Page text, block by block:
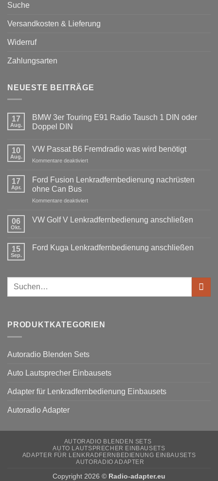
Suche
Versandkosten & Lieferung
Widerruf
Zahlungsarten
NEUESTE BEITRÄGE
17
Aug.
BMW 3er Touring E91 Radio Tausch 1 DIN oder
Doppel DIN
zu
3er
Radio
Tausch
1
DIN
DIN
10
Aug.
VW Passat B6 Fremdradio was wird benötigt
Kommentare deaktiviertfür
Passat
was
benötigt
17
Apr.
Ford Fusion Lenkradfernbedienung nachrüsten
ohne Can Bus
Kommentare deaktiviertfür
Fusion
Can
06
Okt.
VW Golf V Lenkradfernbedienung anschließen
VW
15
Sep.
Ford Kuga Lenkradfernbedienung anschließen
Ford
Lenkradfernbedienung
anschließen
Suchen
PRODUKTKATEGORIEN
Autoradio Blenden Sets
Auto Lautsprecher Einbausets
Adapter für Lenkradfernbedienung Einbausets
Autoradio Adapter
AUTORADIO BLENDEN SETS
AUTO LAUTSPRECHER EINBAUSETS
ADAPTER FÜR LENKRADFERNBEDIENUNG EINBAUSETS
AUTORADIO ADAPTER
Copyright 2026 © Radio-adapter.eu